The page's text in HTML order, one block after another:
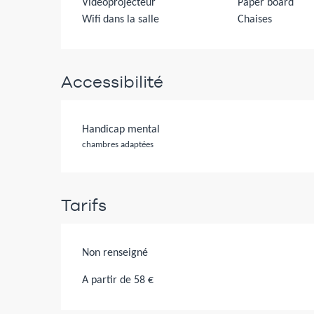
Vidéoprojecteur
Paper board
Wifi dans la salle
Chaises
Accessibilité
Handicap mental
chambres adaptées
Tarifs
Non renseigné
A partir de 58 €